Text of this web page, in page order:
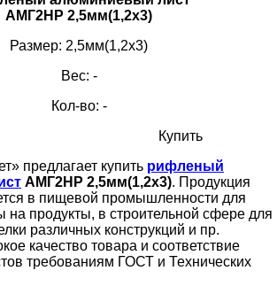
АМГ2НР 2,5мм(1,2х3)
Размер: 2,5мм(1,2х3)
Вес: -
Кол-во: -
Купить
предлагает купить рифленый
АМГ2НР 2,5мм(1,2х3). Продукция
в пищевой промышленности для
на продукты, в строительной сфере для
различных конструкций и пр.
качество товара и соответствие
требованиям ГОСТ и Технических